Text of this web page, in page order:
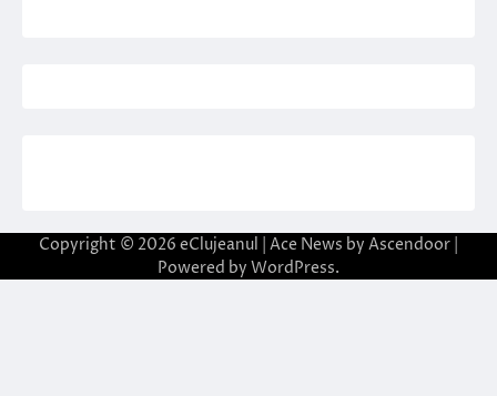
Copyright © 2026 eClujeanul | Ace News by Ascendoor
Powered by WordPress.